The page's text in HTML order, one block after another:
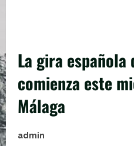
La gira española
comienza este
Málaga
admin